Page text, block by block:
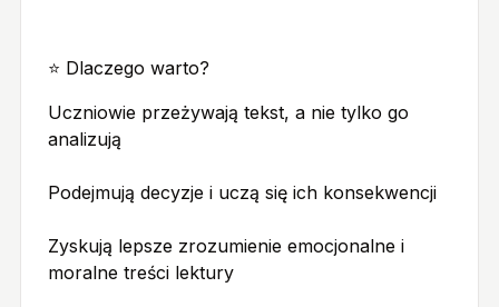
⭐ Dlaczego warto?
Uczniowie przeżywają tekst, a nie tylko go
analizują
Podejmują decyzje i uczą się ich konsekwencji
Zyskują lepsze zrozumienie emocjonalne i
moralne treści lektury